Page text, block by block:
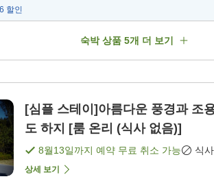
할인
숙박 상품 5개 더 보기
[심플 스테이]아름다운 풍경과 조
도 하지 [룸 온리 (식사 없음)]
8월13일까지 예약 무료 취소 가능 식
상세 보기